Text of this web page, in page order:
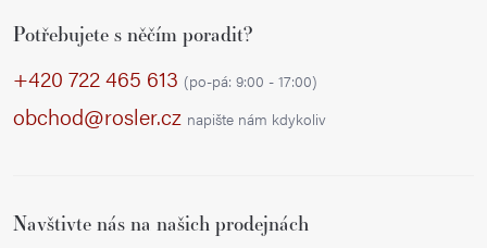
Potřebujete s něčím poradit?
+420 722 465 613 (po-pá: 9:00 - 17:00)
obchod@rosler.cz napište nám kdykoliv
Navštivte nás na našich prodejnách